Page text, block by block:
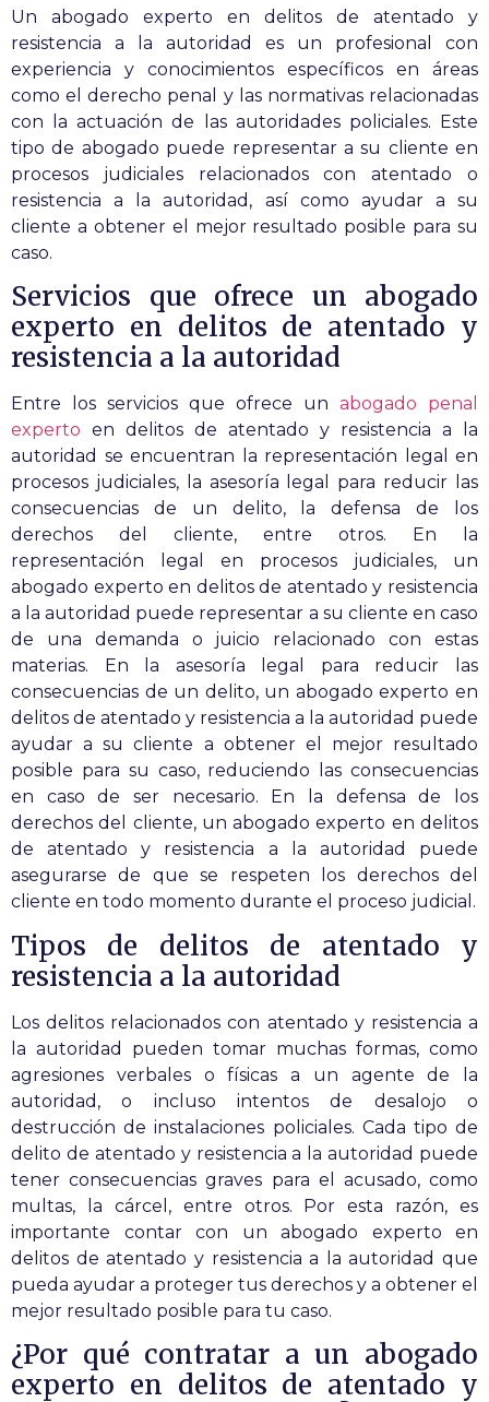
Un abogado experto en delitos de atentado y
resistencia a la autoridad es un profesional con
experiencia y conocimientos específicos en áreas
como el derecho penal y las normativas relacionadas
con la actuación de las autoridades policiales. Este
tipo de abogado puede representar a su cliente en
procesos judiciales relacionados con atentado o
resistencia a la autoridad, así como ayudar a su
cliente a obtener el mejor resultado posible para su
caso.
Servicios que ofrece un abogado
experto en delitos de atentado y
resistencia a la autoridad
Entre los servicios que ofrece un abogado penal
experto en delitos de atentado y resistencia a la
autoridad se encuentran la representación legal en
procesos judiciales, la asesoría legal para reducir las
consecuencias de un delito, la defensa de los
derechos del cliente, entre otros. En la
representación legal en procesos judiciales, un
abogado experto en delitos de atentado y resistencia
a la autoridad puede representar a su cliente en caso
de una demanda o juicio relacionado con estas
materias. En la asesoría legal para reducir las
consecuencias de un delito, un abogado experto en
delitos de atentado y resistencia a la autoridad puede
ayudar a su cliente a obtener el mejor resultado
posible para su caso, reduciendo las consecuencias
en caso de ser necesario. En la defensa de los
derechos del cliente, un abogado experto en delitos
de atentado y resistencia a la autoridad puede
asegurarse de que se respeten los derechos del
cliente en todo momento durante el proceso judicial.
Tipos de delitos de atentado y
resistencia a la autoridad
Los delitos relacionados con atentado y resistencia a
la autoridad pueden tomar muchas formas, como
agresiones verbales o físicas a un agente de la
autoridad, o incluso intentos de desalojo o
destrucción de instalaciones policiales. Cada tipo de
delito de atentado y resistencia a la autoridad puede
tener consecuencias graves para el acusado, como
multas, la cárcel, entre otros. Por esta razón, es
importante contar con un abogado experto en
delitos de atentado y resistencia a la autoridad que
pueda ayudar a proteger tus derechos y a obtener el
mejor resultado posible para tu caso.
¿Por qué contratar a un abogado
experto en delitos de atentado y